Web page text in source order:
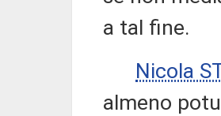
a tal fine.
Nicola
almeno